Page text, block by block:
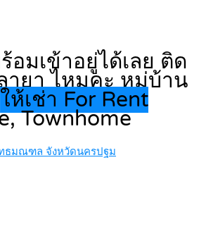
อมเข้าอยู่ได้เลย ติด
ายา ไหมคะ หมู่บ้าน
ให้เช่า For Rent
Townhome
ธมณฑล จังหวัดนครปฐม